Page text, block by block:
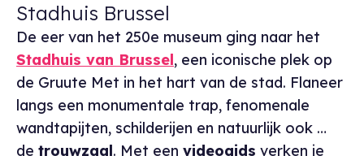
Stadhuis Brussel
De eer van het 250e museum ging naar het
Stadhuis van Brussel, een iconische plek op
de Gruute Met in het hart van de stad. Flaneer
langs een monumentale trap, fenomenale
wandtapijten, schilderijen en natuurlijk ook …
de trouwzaal. Met een videogids verken je